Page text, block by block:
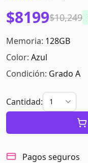
$8199$10,249
Memoria: 128GB
Color: Azul
Condición: Grado A
Cantidad:
Pagos seguros